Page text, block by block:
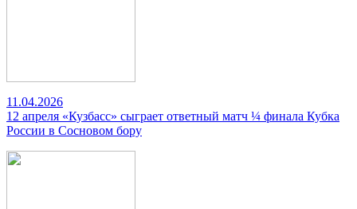
11.04.2026
12 апреля «Кузбасс» сыграет ответный матч ¼ финала Кубка
России в Сосновом бору